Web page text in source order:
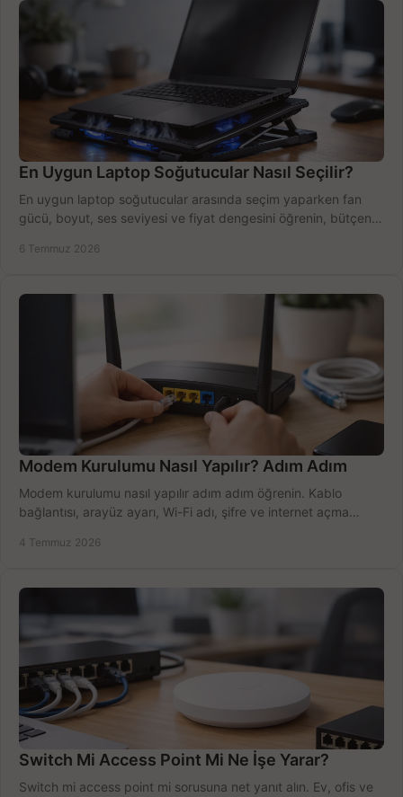
En Uygun Laptop Soğutucular Nasıl Seçilir?
En uygun laptop soğutucular arasında seçim yaparken fan
gücü, boyut, ses seviyesi ve fiyat dengesini öğrenin, bütçenizi
6 Temmuz 2026
Modem Kurulumu Nasıl Yapılır? Adım Adım
Modem kurulumu nasıl yapılır adım adım öğrenin. Kablo
bağlantısı, arayüz ayarı, Wi-Fi adı, şifre ve internet açma
4 Temmuz 2026
Switch Mi Access Point Mi Ne İşe Yarar?
Switch mi access point mi sorusuna net yanıt alın. Ev, ofis ve